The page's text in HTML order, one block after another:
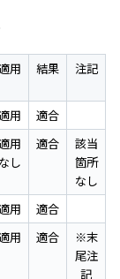
用 結果 注記
用
適合
用
なし
適合
該当
箇所
なし
用
適合
用 適合
※末
尾注
記